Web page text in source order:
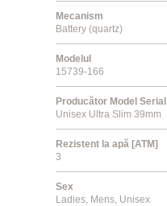
Mecanism
Battery (quartz)
Modelul
15739-166
Producător Model Serial
Unisex Ultra Slim 39mm
Rezistent la apă [ATM]
3
Sex
Ladies, Mens, Unisex